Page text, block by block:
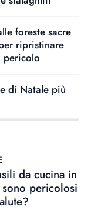
foreste sacre
ripristinare
pericolo
di Natale più
da cucina in
sono pericolosi